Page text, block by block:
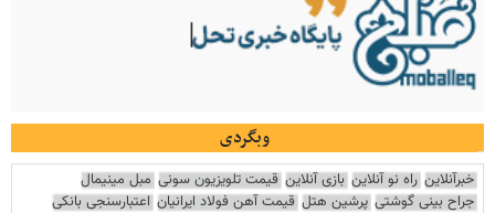
وبگردی
خبرآنلاین راه نو آنلاین بازی آنلاین قیمت تلویزیون سونی مبل مینیمال
جراح بینی گوشتی پرشین هتل قیمت آهن فولاد ایرانیان اعتبارسنجی بانکی